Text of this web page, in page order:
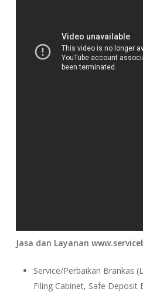
Jasa dan Layanan
Service/Perbaikan Brankas
Filing Cabinet, Safe Deposit